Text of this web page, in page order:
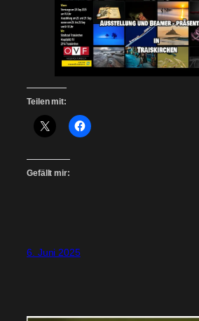
Teilen mit:
Gefällt mir:
6. Juni 2025